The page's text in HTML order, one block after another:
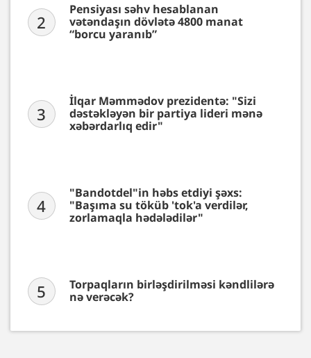
2
Pensiyası səhv hesablanan
vətəndaşın dövlətə 4800 manat
“borcu yaranıb”
3
İlqar Məmmədov prezidentə: "Sizi
dəstəkləyən bir partiya lideri mənə
xəbərdarlıq edir"
4
"Bandotdel"in həbs etdiyi şəxs:
"Başıma su töküb 'tok'a verdilər,
zorlamaqla hədələdilər"
5
Torpaqların birləşdirilməsi kəndlilərə
nə verəcək?